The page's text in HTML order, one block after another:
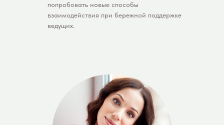
попробовать новые способы
взаимодействия при бережной поддержке
ведущих.